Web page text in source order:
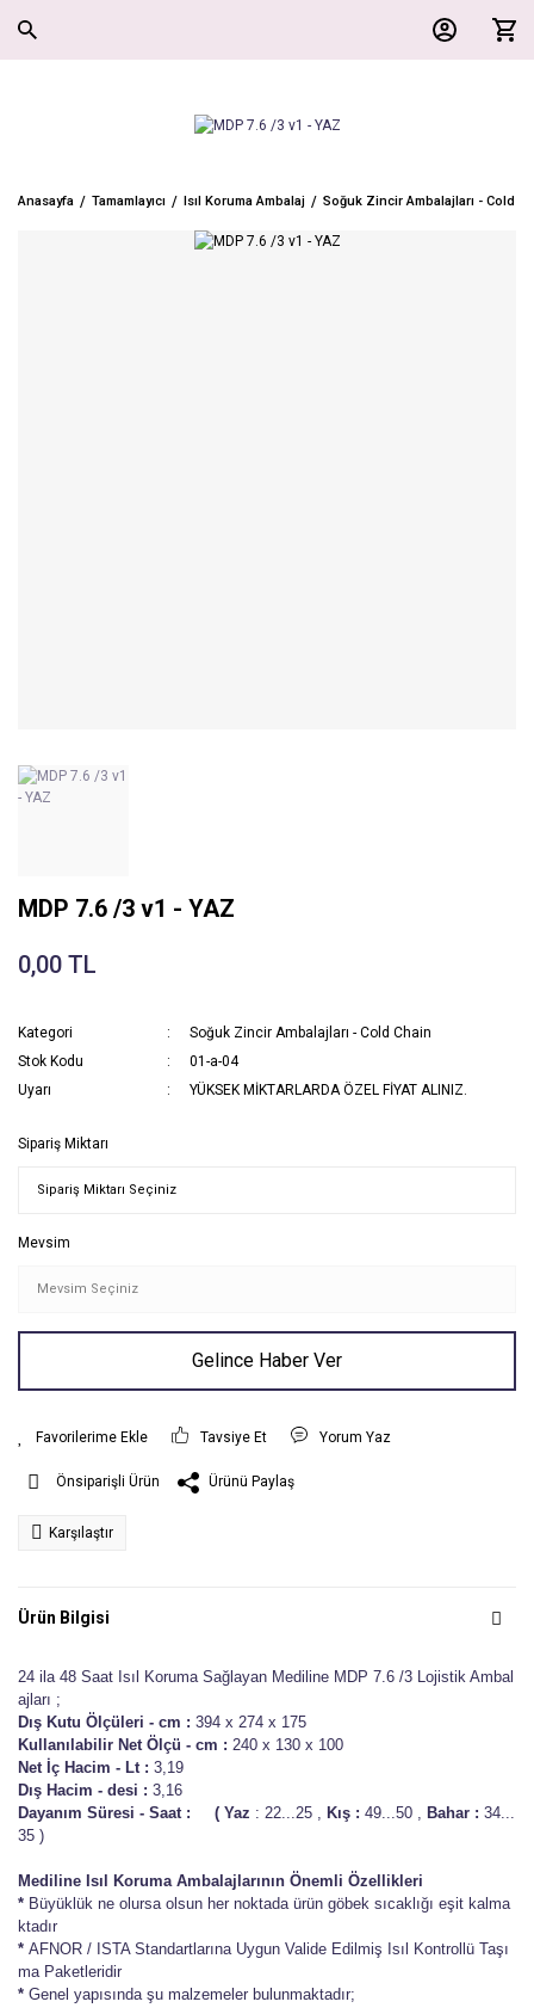
Anasayfa Tamamlayıcı Isıl Koruma Ambalaj Soğuk Zincir Ambalajları - Cold
MDP 7.6 /3 v1 - YAZ
0,00 TL
Kategori
Soğuk Zincir Ambalajları - Cold Chain
Stok Kodu
01-a-04
Uyarı
YÜKSEK MİKTARLARDA ÖZEL FİYAT ALINIZ.
Sipariş Miktarı
Mevsim
Gelince Haber Ver
Tavsiye Et Yorum Yaz
Önsiparişli Ürün Ürünü Paylaş
Karşılaştır
Ürün Bilgisi
24 ila 48 Saat Isıl Koruma Sağlayan Mediline MDP 7.6 /3 Lojistik Ambal
ajları ;
Dış Kutu Ölçüleri - cm : 394 x 274 x 175
Kullanılabilir Net Ölçü - cm : 240 x 130 x 100
Net İç Hacim - Lt : 3,19
Dış Hacim - desi : 3,16
Dayanım Süresi - Saat :
( Yaz : 22...25 , Kış : 49...50 , Bahar : 34...
35 )
Mediline Isıl Koruma Ambalajlarının Önemli Özellikleri
* Büyüklük ne olursa olsun her noktada ürün göbek sıcaklığı eşit kalma
ktadır
* AFNOR / ISTA Standartlarına Uygun Valide Edilmiş Isıl Kontrollü Taşı
ma Paketleridir
* Genel yapısında şu malzemeler bulunmaktadır;